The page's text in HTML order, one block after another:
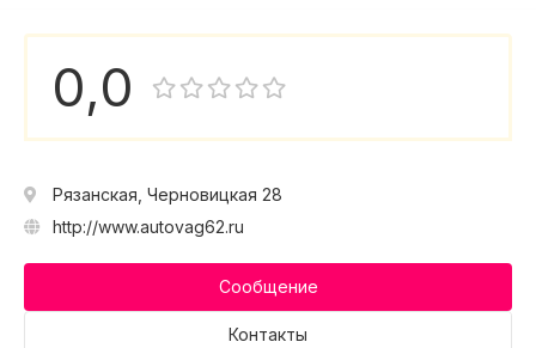
0,0
Рязанская, Черновицкая 28
http://www.autovag62.ru
Сообщение
Контакты